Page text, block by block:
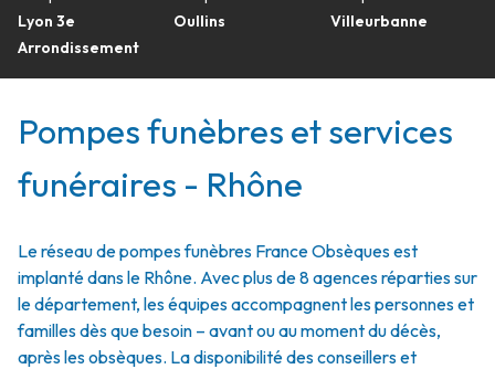
Lyon 3e
Arrondissement
Oullins
Villeurbanne
Pompes funèbres et services
funéraires - Rhône
Le réseau de pompes funèbres France Obsèques est
implanté dans le Rhône. Avec plus de 8 agences réparties sur
le département, les équipes accompagnent les personnes et
familles dès que besoin – avant ou au moment du décès,
après les obsèques. La disponibilité des conseillers et